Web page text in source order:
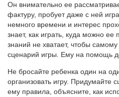
Он внимательно ее
фактуру, пробует даже с ней
немного времени и интерес
знает, как играть, куда можно
знаний не хватает, чтобы
сценарий игры. Ему на помощь
Не бросайте ребенка один на
организовать игру. Придумайте
ему правила, объясните, как